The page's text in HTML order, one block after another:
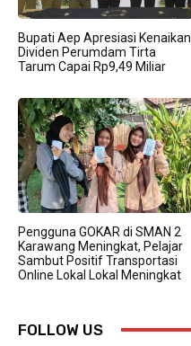
Bupati Aep Apresiasi Kenaikan
Dividen Perumdam Tirta
Tarum Capai Rp9,49 Miliar
Pengguna GOKAR di SMAN 2
Karawang Meningkat, Pelajar
Sambut Positif Transportasi
Online Lokal Lokal Meningkat
FOLLOW US